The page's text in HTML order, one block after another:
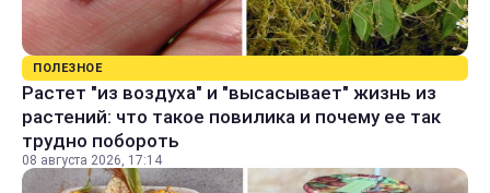
ПОЛЕЗНОЕ
Растет "из воздуха" и "высасывает" жизнь из
растений: что такое повилика и почему ее так
трудно побороть
08 августа 2026, 17:14